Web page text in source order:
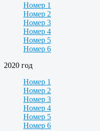
Номер 1
Номер 2
Номер 3
Номер 4
Номер 5
Номер 6
2020 год
Номер 1
Номер 2
Номер 3
Номер 4
Номер 5
Номер 6